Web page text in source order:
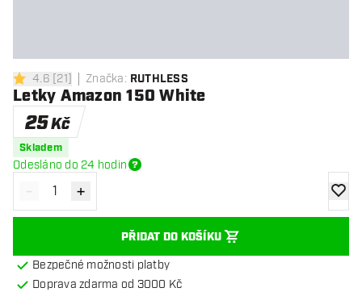
4.6 hodnoticí hvězdičky
4.6 [21] Značka: RUTHLESS
Letky Amazon 150 White
25Kč
Skladem
Odesláno do 24 hodin
Snížit množství
- Zvýšit množství
+
PŘIDAT DO KOŠÍKU
Bezpečné možnosti platby
Doprava zdarma od 3000 Kč